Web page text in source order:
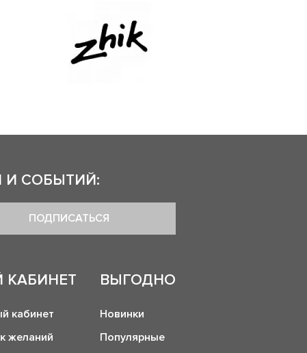
И СОБЫТИЙ:
ПОДПИСАТЬСЯ
КАБИНЕТ
кабинет
желаний
ВЫГОДНО
Новинки
Популярные